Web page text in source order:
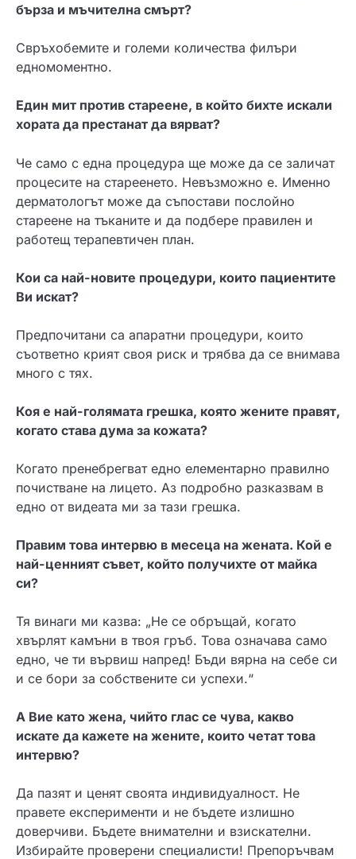
бърза и мъчителна смърт?
Свръхобемите и големи количества филъри
едномоментно.
Един мит против стареене, в който бихте искали
хората да престанат да вярват?
Че само с една процедура ще може да се заличат
процесите на стареенето. Невъзможно е. Именно
дерматологът може да съпостави послойно
стареене на тъканите и да подбере правилен и
работещ терапевтичен план.
Кои са най-новите процедури, които пациентите
Ви искат?
Предпочитани са апаратни процедури, които
съответно крият своя риск и трябва да се внимава
много с тях.
Коя е най-голямата грешка, която жените правят,
когато става дума за кожата?
Когато пренебрегват едно елементарно правилно
почистване на лицето. Аз подробно разказвам в
едно от видеата ми за тази грешка.
Правим това интервю в месеца на жената. Кой е
най-ценният съвет, който получихте от майка
си?
Тя винаги ми казва: „Не се обръщай, когато
хвърлят камъни в твоя гръб. Това означава само
едно, че ти вървиш напред! Бъди вярна на себе си
и се бори за собствените си успехи.“
А Вие като жена, чийто глас се чува, какво
искате да кажете на жените, които четат това
интервю?
Да пазят и ценят своята индивидуалност. Не
правете експерименти и не бъдете излишно
доверчиви. Бъдете внимателни и взискателни.
Избирайте проверени специалисти! Препоръчвам